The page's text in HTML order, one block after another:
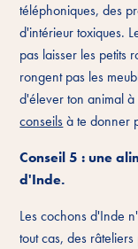
téléphoniques, des
d'intérieur toxiques.
pas laisser les petits
rongent pas les
d'élever ton animal
conseilsà te donner
Conseil 5 : une
d'Inde.
Les cochons d'Inde
tout cas, des